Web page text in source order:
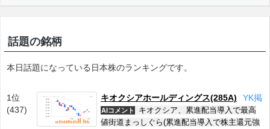
話題の銘柄
本日話題になっている日本株のランキングです。
1位
(437)
キオクシアホールディングス(285A) YK掲
AIコメント
キオクシア、累進配当導入で最高
値街道まっしぐら(累進配当導入で株主還元強